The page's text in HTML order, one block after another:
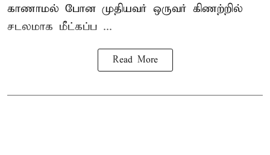
காணாமல் போன முதியவர் ஒருவர் கிணற்றில்
சடலமாக மீட்கப்ப ...
Read More